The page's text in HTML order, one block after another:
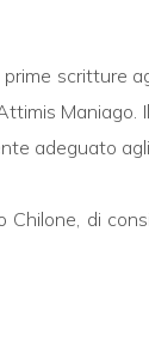
prime scritture
adeguato
di